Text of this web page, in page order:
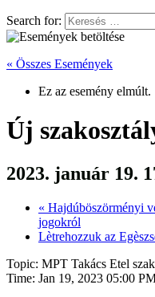
Search for:
« Összes Események
Ez az esemény elmúlt.
Új
2023. január 19.
« Hajdúböszörményi
jogokról
Lètrehozzuk az
Topic: MPT Takács Etel
Time: Jan 19, 2023 05:00